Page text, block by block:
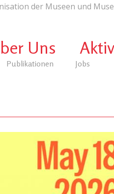
der Museen und
Publikationen Jobs
Uns